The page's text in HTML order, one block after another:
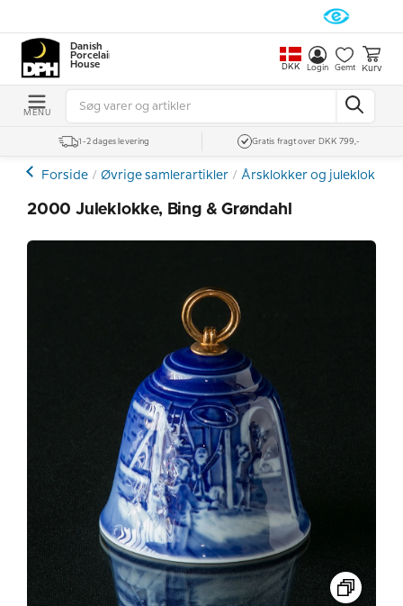
Danish
Porcelain
House
DKK Login Gemt Kurv
MENU
1-2 dages levering Gratis fragt over DKK 799,-
Forside Øvrige samlerartikler Årsklokker og juleklokker
2000 Juleklokke, Bing & Grøndahl